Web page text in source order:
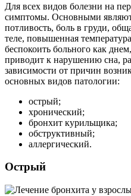
Для всех видов болезни на
симптомы. Основными
потливость, боль в груди,
теле, повышенная
беспокоить больного как
приводит к нарушению сна,
зависимости от причин
основных видов патологии:
острый;
хронический;
бронхит курильщика;
обструктивный;
аллергический.
Острый